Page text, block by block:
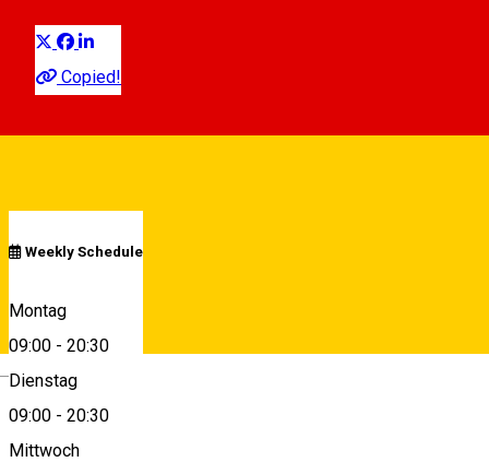
Deutsch
Copied!
Closed
Weekly Schedule
Montag
09:00 - 20:30
Dienstag
09:00 - 20:30
Mittwoch
Sibiu, Sibiu, Romania
View on map